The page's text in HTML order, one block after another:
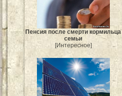
Пенсия после смерти кормильца
семьи
[Интересное]